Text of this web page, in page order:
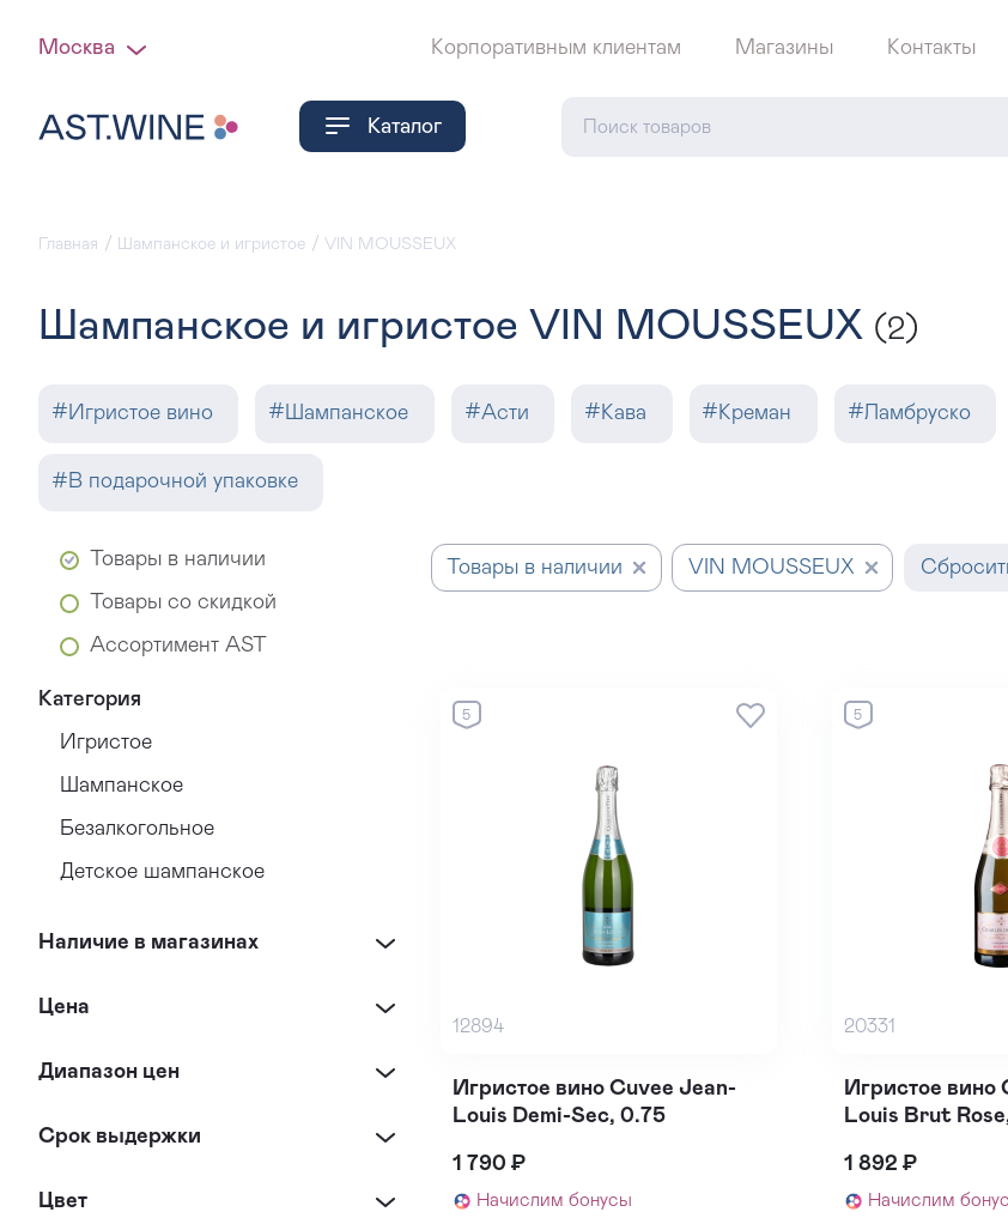
Москва Корпоративным клиентам Магазины Контакты
Каталог
Главная Шампанское и игристое VIN MOUSSEUX
Шампанское и игристое VIN MOUSSEUX (2)
#Игристое вино #Шампанское #Асти #Кава #Креман #Ламбруско
#В подарочной упаковке
Товары в наличии
Товары со скидкой
Ассортимент AST
Категория
Игристое
Шампанское
Безалкогольное
Детское шампанское
Наличие в магазинах
Цена
Диапазон цен
Срок выдержки
Цвет
Товары в наличии VIN MOUSSEUX
5
12894
Игристое вино Cuvee Jean-
Louis Demi-Sec, 0.75
1 790 ₽
Начислим бонусы
5
20331
Игристое вино
Louis Brut
1 892 ₽
Начислим